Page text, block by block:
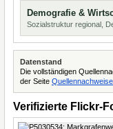
Demografie &
Sozialstruktur regional,
Datenstand
Die vollständigen
der Seite
Verifizierte Flickr-